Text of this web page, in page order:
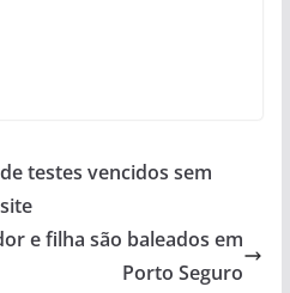
testes vencidos sem
e filha são baleados em
Porto Seguro